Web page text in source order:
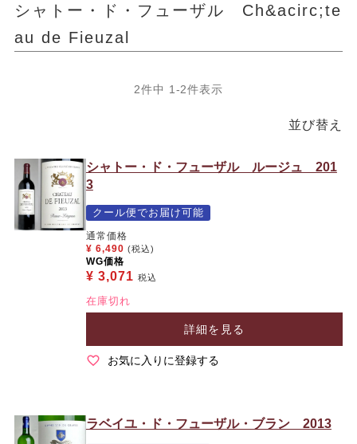
シャトー・ド・フューザル Ch&acirc;te
au de Fieuzal
並び替え
2件中 1 -2件表示
シャトー・ド・フューザル ルージュ 201
3
クール便でお届け可能
通常価格
¥ 6,490 (税込)
WG価格
¥ 3,071 税込
在庫切れ
詳細を見る
お気に入りに登録する
ラベイユ・ド・フューザル・ブラン 2013